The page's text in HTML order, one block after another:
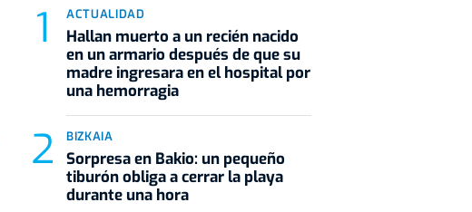
ACTUALIDAD
Hallan muerto a un recién nacido
en un armario después de que su
madre ingresara en el hospital por
una hemorragia
BIZKAIA
Sorpresa en Bakio: un pequeño
tiburón obliga a cerrar la playa
durante una hora